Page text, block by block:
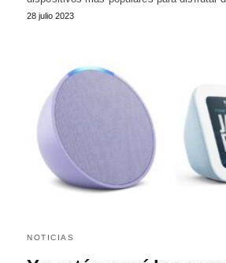
28 julio 2023
NOTICIAS